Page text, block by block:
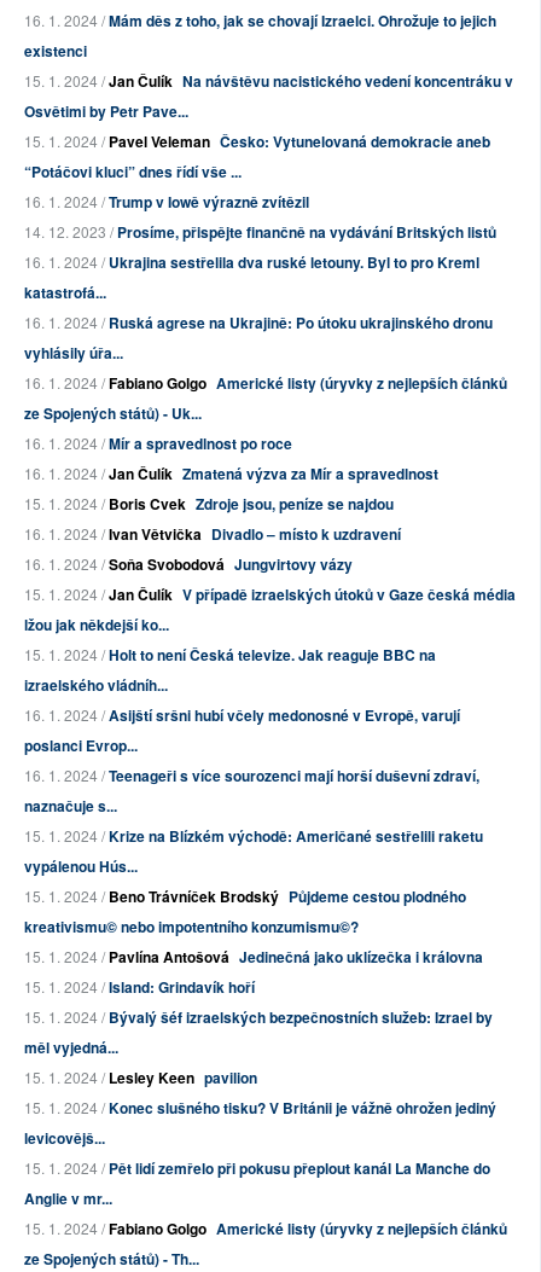
16. 1. 2024 /Mám děs z toho, jak se chovají Izraelci. Ohrožuje to jejich
existenci
15. 1. 2024 /Jan Čulík Na návštěvu nacistického vedení koncentráku v
Osvětimi by Petr Pave...
15. 1. 2024 /Pavel Veleman Česko: Vytunelovaná demokracie aneb
“Potáčovi kluci” dnes řídí vše ...
16. 1. 2024 /Trump v Iowě výrazně zvítězil
14. 12. 2023 /Prosíme, přispějte finančně na vydávání Britských listů
16. 1. 2024 /Ukrajina sestřelila dva ruské letouny. Byl to pro Kreml
katastrofá...
16. 1. 2024 /Ruská agrese na Ukrajině: Po útoku ukrajinského dronu
vyhlásily úřa...
16. 1. 2024 /Fabiano Golgo Americké listy (úryvky z nejlepších článků
ze Spojených států) - Uk...
16. 1. 2024 /Mír a spravedlnost po roce
16. 1. 2024 /Jan Čulík Zmatená výzva za Mír a spravedlnost
15. 1. 2024 /Boris Cvek Zdroje jsou, peníze se najdou
16. 1. 2024 /Ivan Větvička Divadlo – místo k uzdravení
16. 1. 2024 /Soňa Svobodová Jungvirtovy vázy
15. 1. 2024 /Jan Čulík V případě izraelských útoků v Gaze česká média
lžou jak někdejší ko...
15. 1. 2024 /Holt to není Česká televize. Jak reaguje BBC na
izraelského vládníh...
16. 1. 2024 /Asijští sršni hubí včely medonosné v Evropě, varují
poslanci Evrop...
16. 1. 2024 /Teenageři s více sourozenci mají horší duševní zdraví,
naznačuje s...
15. 1. 2024 /Krize na Blízkém východě: Američané sestřelili raketu
vypálenou Hús...
15. 1. 2024 /Beno Trávníček Brodský Půjdeme cestou plodného
kreativismu© nebo impotentního konzumismu©?
15. 1. 2024 /Pavlína Antošová Jedinečná jako uklízečka i královna
15. 1. 2024 /Island: Grindavík hoří
15. 1. 2024 /Bývalý šéf izraelských bezpečnostních služeb: Izrael by
měl vyjedná...
15. 1. 2024 /Lesley Keen pavilion
15. 1. 2024 /Konec slušného tisku? V Británii je vážně ohrožen jediný
levicovějš...
15. 1. 2024 /Pět lidí zemřelo při pokusu přeplout kanál La Manche do
Anglie v mr...
15. 1. 2024 /Fabiano Golgo Americké listy (úryvky z nejlepších článků
ze Spojených států) - Th...